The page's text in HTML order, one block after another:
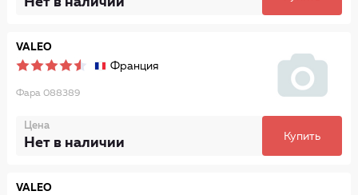
VALEO
Франция
Фара 088389
Цена
Нет в наличии Купить
VALEO